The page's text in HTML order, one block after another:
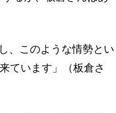
、このような情勢とい
ています」（板倉さ